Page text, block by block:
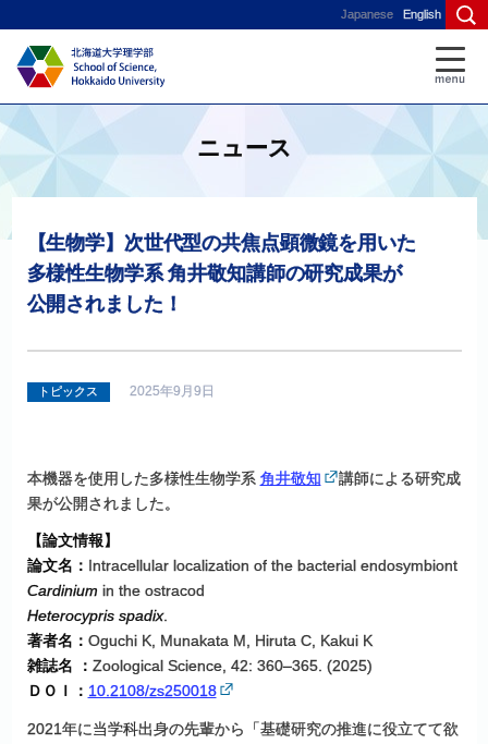
Japanese English
ニュース
【生物学】 次世代型の共焦点顕微鏡を用いた
多様性生物学系 角井敬知講師の研究成果が
公開されました！
トピックス 2025年9月9日
本機器を使用した多様性生物学系 角井敬知
講師による研究成
果が公開されました。
【論文情報】
論文名： Intracellular localization of the bacterial endosymbiont
Cardinium in the ostracod
Heterocypris spadix.
著者名： Oguchi K, Munakata M, Hiruta C, Kakui K
雑誌名 ： Zoological Science, 42: 360–365. (2025)
ＤＯＩ： 10.2108/zs250018
2021年に当学科出⾝の先輩から「基礎研究の推進に役⽴てて欲